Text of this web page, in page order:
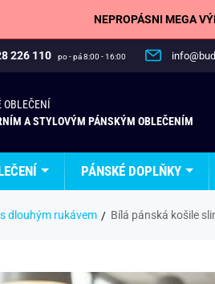
NEPROPÁSNI MEGA
226 110 po - pá 8:00 - 16:00
OBLEČENÍ
A STYLOVÝM PÁNSKÝM OBLEČENÍM
PÁNSKÉ DOPLŇKY
dlouhým rukávem Bílá pánská košile